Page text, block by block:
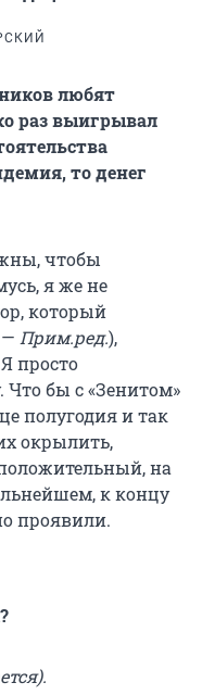
любят
раз выигрывал
то денег
чтобы
я же не
который
— Прим.ред.),
просто
бы с «Зенитом»
полугодия и так
окрылить,
на
к концу
проявили.